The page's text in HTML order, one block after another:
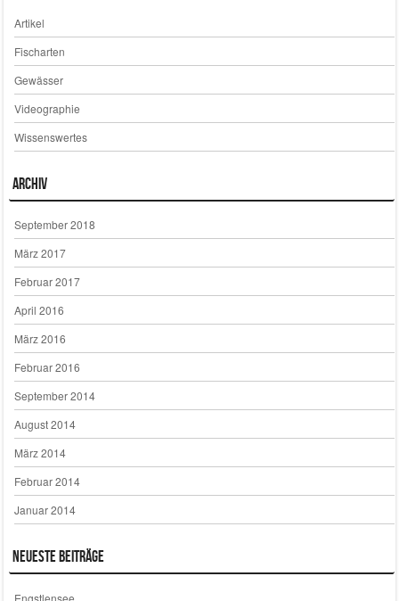
Artikel
Fischarten
Gewässer
Videographie
Wissenswertes
Archiv
September 2018
März 2017
Februar 2017
April 2016
März 2016
Februar 2016
September 2014
August 2014
März 2014
Februar 2014
Januar 2014
Neueste Beiträge